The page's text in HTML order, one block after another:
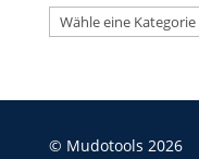
© Mudotools 2026